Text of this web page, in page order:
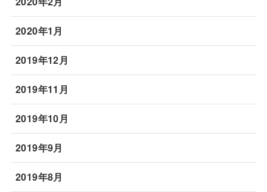
2020年1月
2019年12月
2019年11月
2019年10月
2019年9月
2019年8月